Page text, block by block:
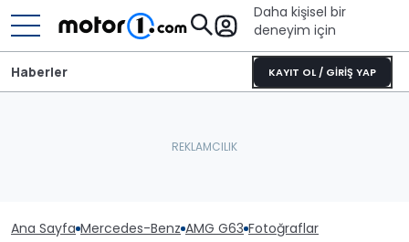
Daha kişisel bir
deneyim için
KAYIT OL / GİRİŞ YAP
Haberler
Ana Sayfa Mercedes-Benz AMG G63 Fotoğraflar